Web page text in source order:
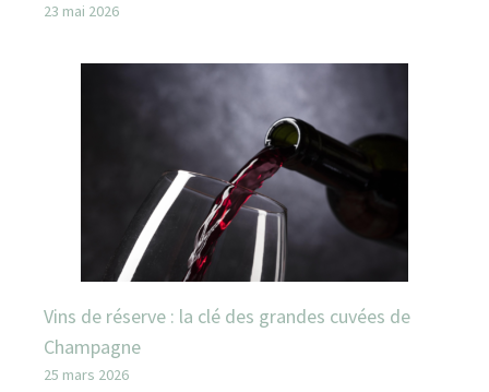
23 mai 2026
Vins de réserve : la clé des grandes cuvées de
Champagne
25 mars 2026